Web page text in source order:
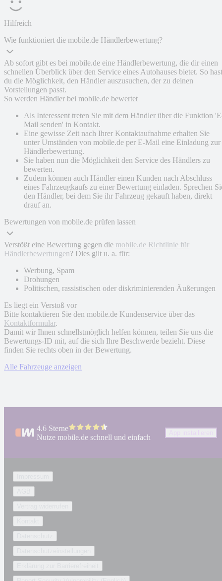
Hilfreich
Wie funktioniert die mobile.de Händlerbewertung?
Ab sofort gibt es bei mobile.de eine Händlerbewertung, die dir einen
schnellen Überblick über den Service eines Autohauses bietet. So hast
du die Möglichkeit, den Händler auszusuchen, der zu deinen
Vorstellungen passt.
So werden Händler bei mobile.de bewertet
Als Interessent treten Sie mit dem Händler über die Funktion
Mail senden' in Kontakt.
Eine gewisse Zeit nach Ihrer Kontaktaufnahme erhalten Sie
unter Umständen von mobile.de per E-Mail eine Einladung zur
Händlerbewertung.
Sie haben nun die Möglichkeit den Service des Händlers zu
bewerten.
Zudem können auch Händler einen Kunden nach Abschluss
eines Fahrzeugkaufs zu einer Bewertung einladen. Sprechen
den Händler, bei dem Sie ihr Fahrzeug gekauft haben, direkt
drauf an.
Bewertungen von mobile.de prüfen lassen
Verstößt eine Bewertung gegen die mobile.de Richtlinie für
Händlerbewertungen? Dies gilt u. a. für:
Werbung, Spam
Drohungen
Politischen, rassistischen oder diskriminierenden Äußerungen
Es liegt ein Verstoß vor
Bitte kontaktieren Sie den mobile.de Kundenservice über das
Kontaktformular.
Damit wir Ihnen schnellstmöglich helfen können, teilen Sie uns die
Bewertungs-ID mit, auf die sich Ihre Beschwerde bezieht. Diese
finden Sie rechts oben in der Bewertung.
Alle Fahrzeuge anzeigen
4.6 Sterne
Nutze mobile.de schnell und einfach